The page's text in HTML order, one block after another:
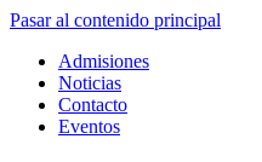
Pasar al contenido principal
Admisiones
Noticias
Contacto
Eventos